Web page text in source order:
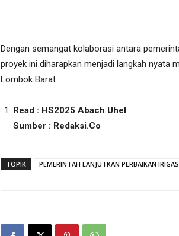
Dengan semangat kolaborasi antara
proyek ini diharapkan menjadi langkah nyata
Lombok Barat.
Read : HS2025 Abach Uhel
Sumber : Redaksi.Co
TOPIK PEMERINTAH LANJUTKAN PERBAIKAN